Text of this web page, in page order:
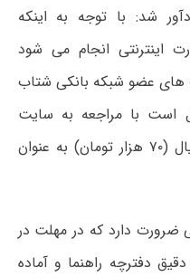
شد: با توجه به اینکه
اینترنتی انجام می شود
های عضو شبکه بانکی شتاب
است با مراجعه به سایت
سازمان سنجش، مبلغ ۷۰۰ هزار ریال (۷۰ هزار تومان) به عنوان
ضرورت دارد که در مهلت در
دفترچه راهنما و آماده